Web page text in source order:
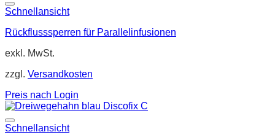
Schnellansicht
Rückflusssperren für Parallelinfusionen
exkl. MwSt.
zzgl. Versandkosten
Preis nach Login
Schnellansicht